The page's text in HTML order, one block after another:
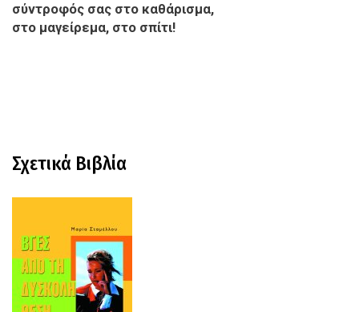
σύντροφός σας στο καθάρισμα,
στο μαγείρεμα, στο σπίτι!
Σχετικά Βιβλία